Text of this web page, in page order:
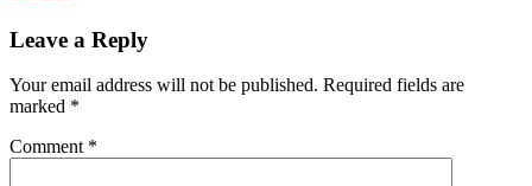
Leave a Reply
Your email address will not be published. Required fields are
marked *
Comment *